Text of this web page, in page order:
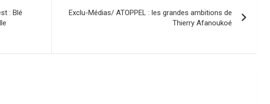
: Blé
Exclu-Médias/ ATOPPEL : les grandes ambitions de
Thierry Afanoukoé